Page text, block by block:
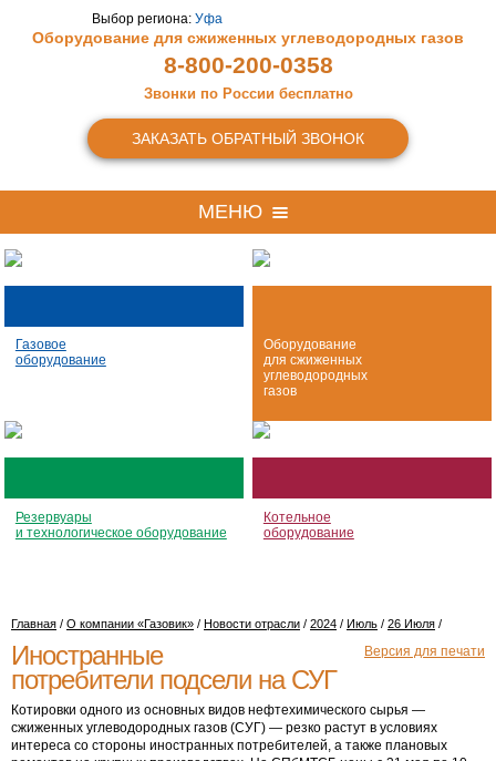
Выбор региона: Уфа
Оборудование для сжиженных углеводородных газов
8-800-200-0358
Звонки по России бесплатно
ЗАКАЗАТЬ ОБРАТНЫЙ ЗВОНОК
МЕНЮ
Газовое
оборудование
Оборудование
для сжиженных
углеводородных
газов
Резервуары
и технологическое оборудование
Котельное
оборудование
Главная / О компании «Газовик» / Новости отрасли / 2024 / Июль / 26 Июля /
Версия для печати
Иностранные
потребители подсели на СУГ
Котировки одного из основных видов нефтехимического сырья —
сжиженных углеводородных газов (СУГ) — резко растут в условиях
интереса со стороны иностранных потребителей, а также плановых